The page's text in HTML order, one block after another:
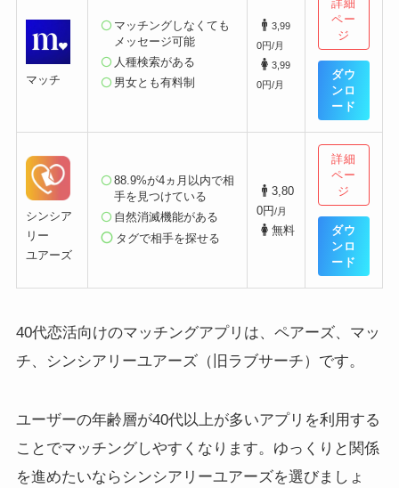
マッチ
マッチングしなくても
メッセージ可能
人種検索がある
男女とも有料制
3,99
0円/月
3,99
0円/月
詳細
ペー
ジ
ダウ
ンロ
ード
シンシア
リー
ユアーズ
88.9%が4ヵ月以内で相
手を見つけている
自然消滅機能がある
タグで相手を探せる
3,80
0円/月
無料
詳細
ペー
ジ
ダウ
ンロ
ード
40代恋活向けのマッチングアプリは、ペアーズ、マッ
チ、シンシアリーユアーズ（旧ラブサーチ）です。
ユーザーの年齢層が40代以上が多いアプリを利用する
ことでマッチングしやすくなります。ゆっくりと関係
を進めたいならシンシアリーユアーズを選びましょ